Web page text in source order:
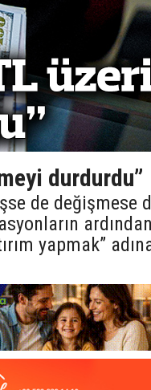
durdurdu”
de değişmese
ardından
yapmak”